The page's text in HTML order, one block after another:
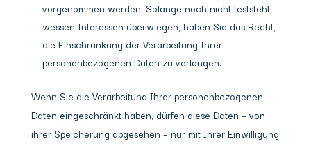
vorgenommen werden. Solange noch nicht feststeht,
wessen Interessen überwiegen, haben Sie das Recht,
die Einschränkung der Verarbeitung Ihrer
personenbezogenen Daten zu verlangen.
Wenn Sie die Verarbeitung Ihrer personenbezogenen
Daten eingeschränkt haben, dürfen diese Daten – von
ihrer Speicherung abgesehen – nur mit Ihrer Einwilligung